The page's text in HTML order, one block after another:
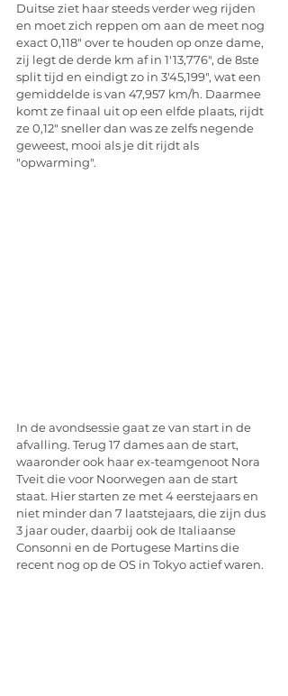
Duitse ziet haar steeds verder weg rijden
en moet zich reppen om aan de meet nog
exact 0,118" over te houden op onze dame,
zij legt de derde km af in 1'13,776", de 8ste
split tijd en eindigt zo in 3'45,199", wat een
gemiddelde is van 47,957 km/h. Daarmee
komt ze finaal uit op een elfde plaats, rijdt
ze 0,12" sneller dan was ze zelfs negende
geweest, mooi als je dit rijdt als
"opwarming".
In de avondsessie gaat ze van start in de
afvalling. Terug 17 dames aan de start,
waaronder ook haar ex-teamgenoot Nora
Tveit die voor Noorwegen aan de start
staat. Hier starten ze met 4 eerstejaars en
niet minder dan 7 laatstejaars, die zijn dus
3 jaar ouder, daarbij ook de Italiaanse
Consonni en de Portugese Martins die
recent nog op de OS in Tokyo actief waren.